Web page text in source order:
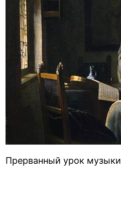
Прерванный урок музыки